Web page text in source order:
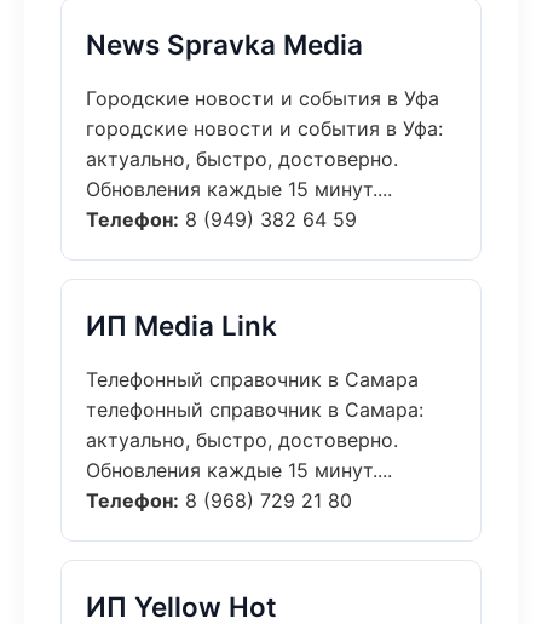
News Spravka Media
Городские новости и события в Уфа
городские новости и события в Уфа:
актуально, быстро, достоверно.
Обновления каждые 15 минут....
Телефон: 8 (949) 382 64 59
ИП Media Link
Телефонный справочник в Самара
телефонный справочник в Самара:
актуально, быстро, достоверно.
Обновления каждые 15 минут....
Телефон: 8 (968) 729 21 80
ИП Yellow Hot